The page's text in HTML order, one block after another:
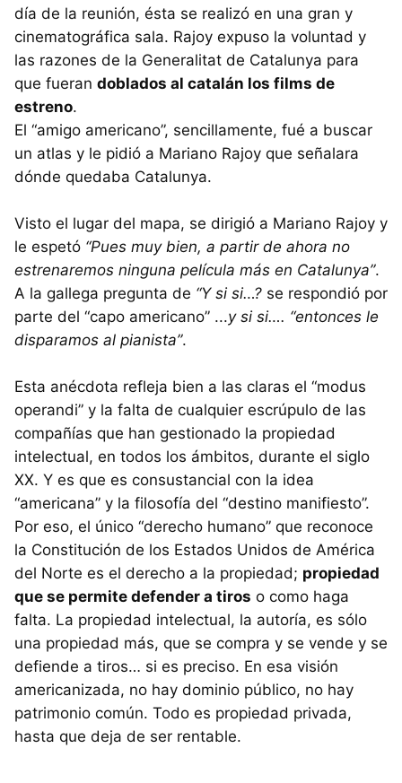
día de la reunión, ésta se realizó en una gran y
cinematográfica sala. Rajoy expuso la voluntad y
las razones de la Generalitat de Catalunya para
que fueran doblados al catalán los films de
estreno.
El “amigo americano”, sencillamente, fué a buscar
un atlas y le pidió a Mariano Rajoy que señalara
dónde quedaba Catalunya.
Visto el lugar del mapa, se dirigió a Mariano Rajoy y
le espetó “Pues muy bien, a partir de ahora no
estrenaremos ninguna película más en Catalunya”.
A la gallega pregunta de “Y si si…? se respondió por
parte del “capo americano” ...y si si…. “entonces le
disparamos al pianista”.
Esta anécdota refleja bien a las claras el “modus
operandi” y la falta de cualquier escrúpulo de las
compañías que han gestionado la propiedad
intelectual, en todos los ámbitos, durante el siglo
XX. Y es que es consustancial con la idea
“americana” y la filosofía del “destino manifiesto”.
Por eso, el único “derecho humano” que reconoce
la Constitución de los Estados Unidos de América
del Norte es el derecho a la propiedad; propiedad
que se permite defender a tiros o como haga
falta. La propiedad intelectual, la autoría, es sólo
una propiedad más, que se compra y se vende y se
defiende a tiros… si es preciso. En esa visión
americanizada, no hay dominio público, no hay
patrimonio común. Todo es propiedad privada,
hasta que deja de ser rentable.